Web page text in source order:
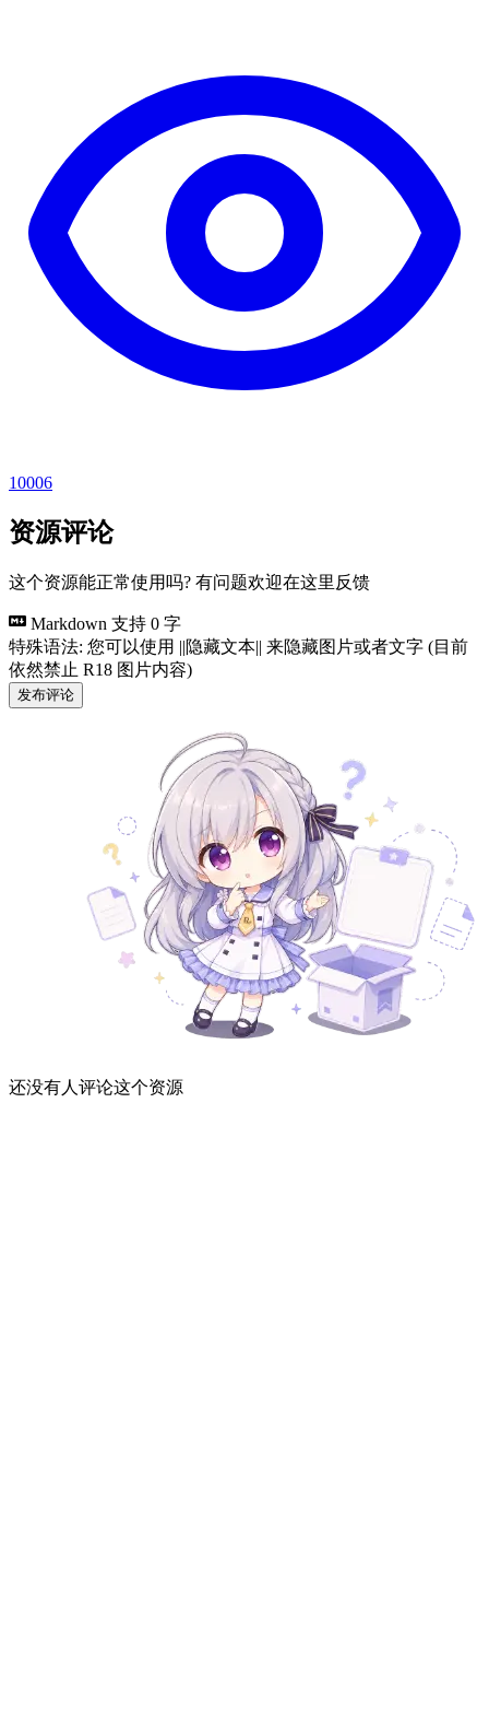
10006
资源评论
这个资源能正常使用吗? 有问题欢迎在这里反馈
Markdown 支持 0 字
特殊语法: 您可以使用 ||隐藏文本|| 来隐藏图片或者文字 (目前
依然禁止 R18 图片内容)
发布评论
还没有人评论这个资源